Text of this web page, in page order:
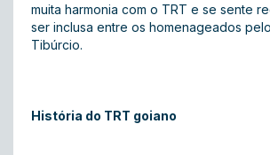
muita harmonia com o TRT e se sente
ser inclusa entre os homenageados
Tibúrcio.
História do TRT goiano